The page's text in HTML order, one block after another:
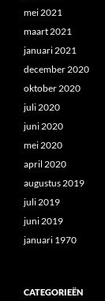
mei 2021
maart 2021
januari 2021
december 2020
oktober 2020
juli 2020
juni 2020
mei 2020
april 2020
augustus 2019
juli 2019
juni 2019
januari 1970
CATEGORIEËN